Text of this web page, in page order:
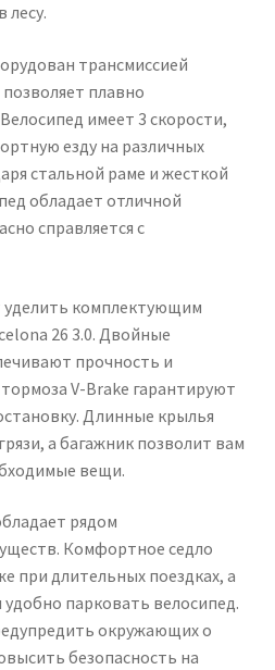
трансмиссией
плавно
имеет 3 скорости,
езду на различных
стальной раме и жесткой
обладает отличной
справляется с
комплектующим
26 3.0. Двойные
прочность и
V-Brake гарантируют
Длинные крылья
а багажник позволит вам
вещи.
рядом
Комфортное седло
при длительных поездках, а
парковать велосипед.
окружающих о
безопасность на